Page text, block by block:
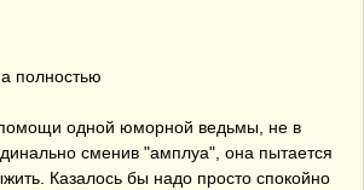
полностью
одной юморной ведьмы, не в
сменив "амплуа", она пытается
Казалось бы надо просто спокойно